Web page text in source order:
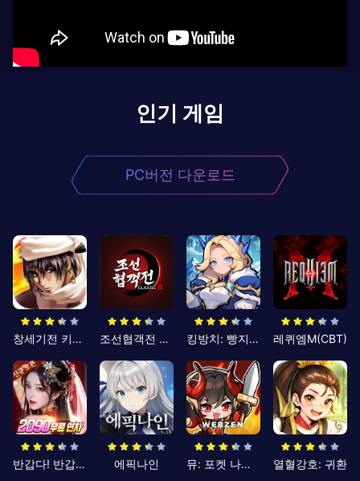
인기 게임
PC버전 다운로드
창세기전 키우기 조선협객전 클래식 킹방치: 빵지의 제왕 레퀴엠M(CBT)
반갑다! 반갑삼국지 에픽나인 뮤: 포켓 나이츠 열혈강호: 귀환